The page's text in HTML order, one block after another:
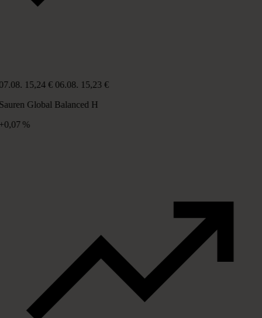
15,24 € 06.08. 15,23 €
Global Balanced H
%